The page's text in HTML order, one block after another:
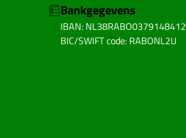
Bankgegevens
IBAN: NL38RABO0379148412
BIC/SWIFT code: RABONL2U